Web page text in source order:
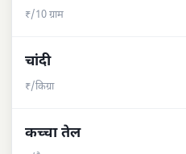
₹/10 ग्राम
चांदी
₹/किग्रा
कच्चा तेल